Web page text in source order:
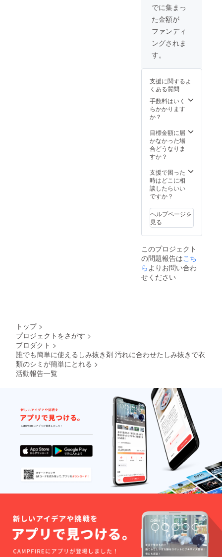
高級スニー
カーの修復
技術を提供
している。
近年は世界
的に有名な
ンドのメン
テナンスコ
ンサルタン
トとしても
3rd（黄
ばみ
用） 定
価1,800
円 x 1点
・ブラ
ブラシ
定価
1,800
円 x 1
点 合
計
トがご
支援者
限定で
6,120円
となり
ます。
ムー
バー
1st（油
汚れ
用） 定
価1,800
ンドケ
インリ
ムー
バー
2nd（タ
ンパク
価1,800
円 x 2
点 ・ブ
ランド
テイン
リムー
バー
3rd（黄
用） 定
価1,800
円 x 2点
・ブラ
ア 2way
ブラシ
定価
1,800
円 x 2
20%OF
Fの
す。
でに集まっ
た金額が
ファンディ
ングされま
す。
支援に関するよ
くある質問
手数料はいく
らかかります
か？
目標金額に届
かなかった場
合どうなりま
すか？
支援で困った
時はどこに相
談したらいい
ですか？
ヘルプページを
見る
このプロジェクト
の問題報告はこち
ら よりお問い合わ
せください
トップ >
プロジェクトをさがす >
プロダクト >
誰でも簡単に使えるしみ抜き剤 汚れに合わせたしみ抜きで衣
類のシミが簡単にとれる >
活動報告一覧